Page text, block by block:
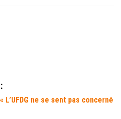
L’UFDG ne se sent pas concerné